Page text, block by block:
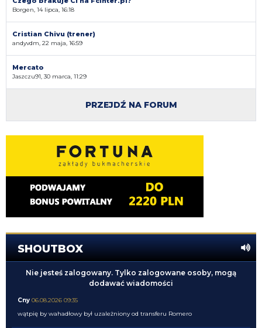
Borgen, 14 lipca, 16:18
Cristian Chivu (trener)
andyvdm, 22 maja, 16:59
Mercato
Jaszczu91, 30 marca, 11:29
PRZEJDŹ NA FORUM
SHOUTBOX
Nie jesteś zalogowany. Tylko zalogowane osoby, mogą
dodawać wiadomości
Cny 06.08.2026 09:35
wątpię by wahadłowy był uzależniony od transferu Romero